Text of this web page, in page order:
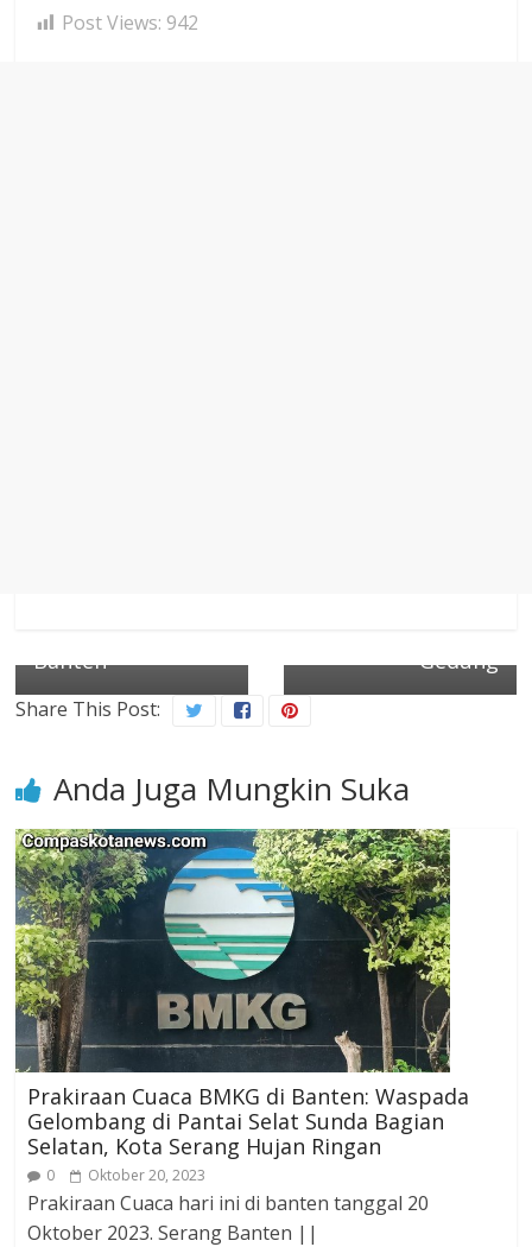
Post Views: 942
Banten
Gedung
Share This Post:
Anda Juga Mungkin Suka
Prakiraan Cuaca BMKG di Banten: Waspada
Gelombang di Pantai Selat Sunda Bagian
Selatan, Kota Serang Hujan Ringan
0 Oktober 20, 2023
Prakiraan Cuaca hari ini di banten tanggal 20
Oktober 2023. Serang Banten ||